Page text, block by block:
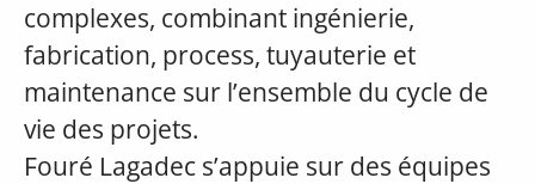
complexes, combinant ingénierie,
fabrication, process, tuyauterie et
maintenance sur l’ensemble du cycle de
vie des projets.
Fouré Lagadec s’appuie sur des équipes